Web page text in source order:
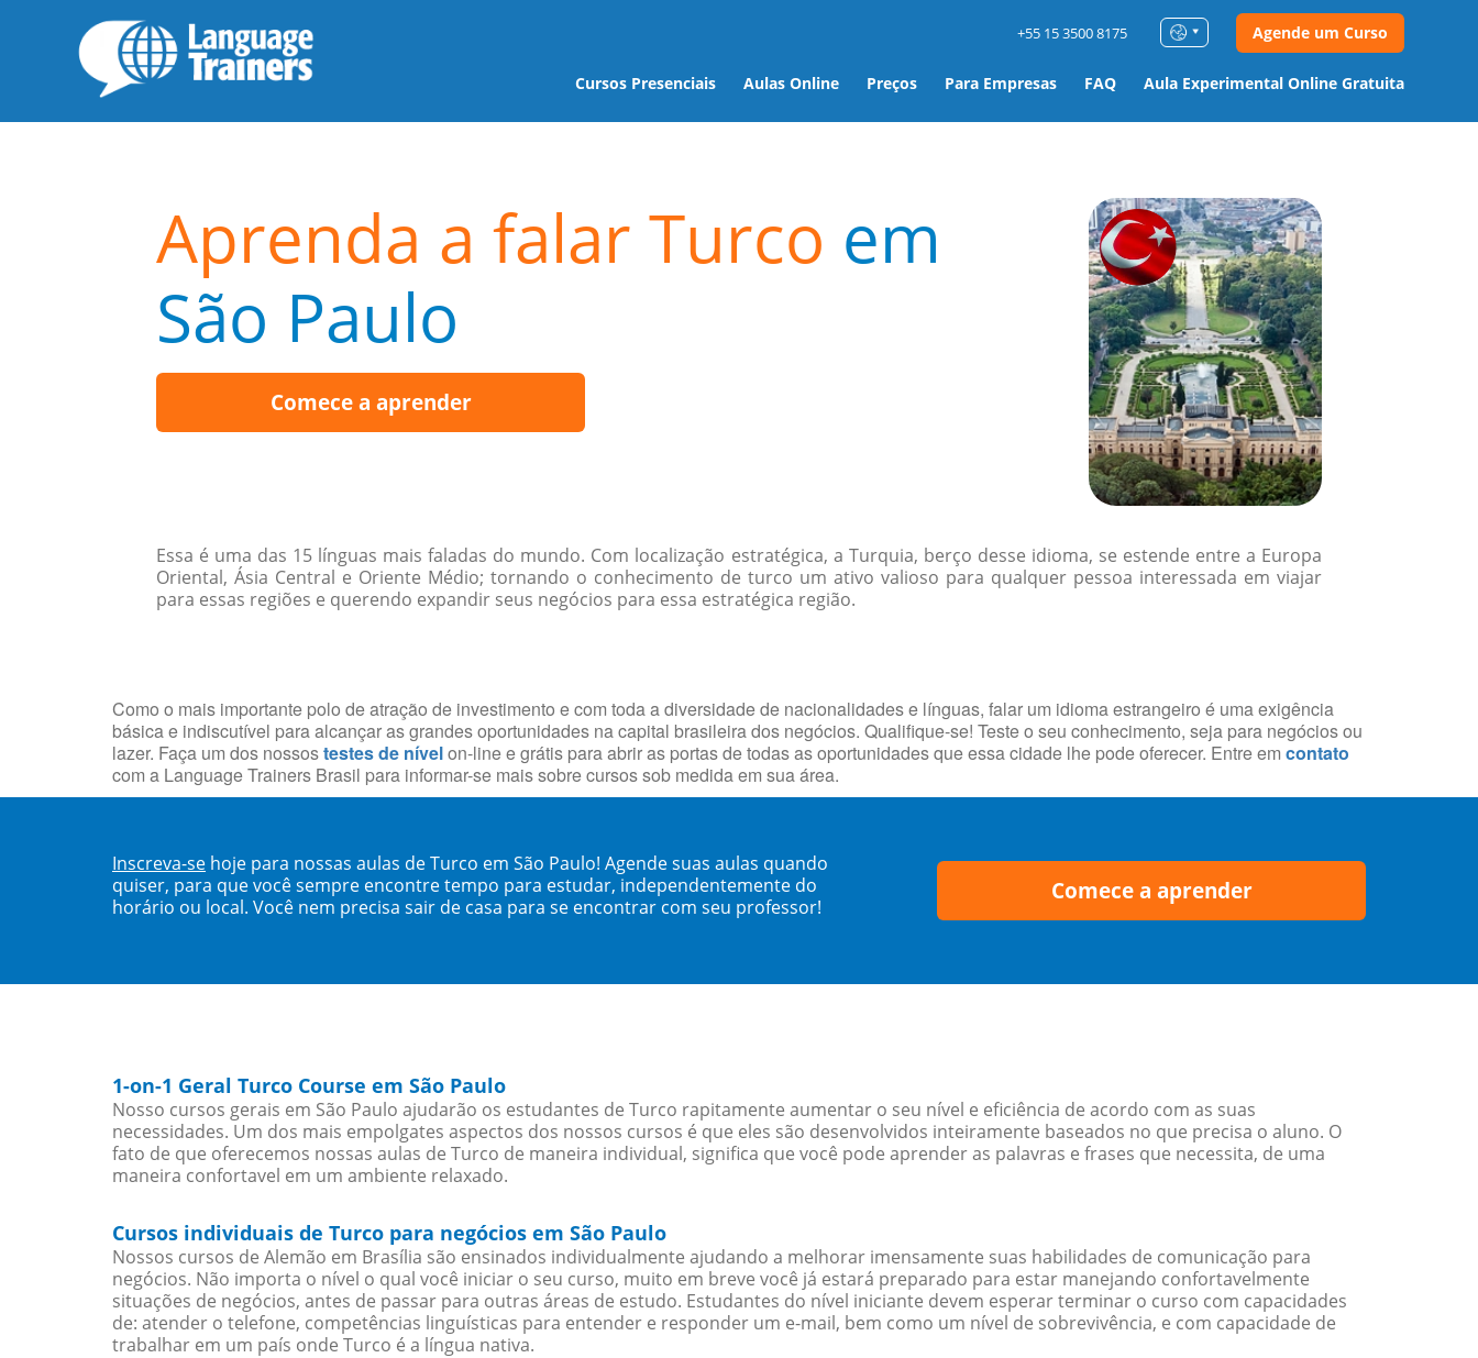
Cursos Presenciais Aulas Online Preços Para Empresas FAQ Aula Experimental Online Gratuita
+55 15 3500 8175 Agende um Curso
Aprenda a falar Turco em
São Paulo
Comece a aprender
Essa é uma das 15 línguas mais faladas do mundo. Com localização estratégica, a Turquia, berço desse idioma, se estende entre a Europa
Oriental, Ásia Central e Oriente Médio; tornando o conhecimento de turco um ativo valioso para qualquer pessoa interessada em viajar
para essas regiões e querendo expandir seus negócios para essa estratégica região.
Como o mais importante polo de atração de investimento e com toda a diversidade de nacionalidades e línguas, falar um idioma estrangeiro é uma exigência
básica e indiscutível para alcançar as grandes oportunidades na capital brasileira dos negócios. Qualifique-se! Teste o seu conhecimento, seja para negócios ou
lazer. Faça um dos nossostestes de nívelon-line e grátis para abrir as portas de todas as oportunidades que essa cidade lhe pode oferecer. Entre em contato
com a Language Trainers Brasil para informar-se mais sobre cursos sob medida em sua área.
Inscreva-se hoje para nossas aulas de Turco em São Paulo! Agende suas aulas quando
quiser, para que você sempre encontre tempo para estudar, independentemente do
horário ou local. Você nem precisa sair de casa para se encontrar com seu professor!
Comece a aprender
1-on-1 Geral Turco Course em São Paulo
Nosso cursos gerais em São Paulo ajudarão os estudantes de Turco rapitamente aumentar o seu nível e eficiência de acordo com as suas
necessidades. Um dos mais empolgates aspectos dos nossos cursos é que eles são desenvolvidos inteiramente baseados no que precisa o aluno. O
fato de que oferecemos nossas aulas de Turco de maneira individual, significa que você pode aprender as palavras e frases que necessita, de uma
maneira confortavel em um ambiente relaxado.
Cursos individuais de Turco para negócios em São Paulo
Nossos cursos de Alemão em Brasília são ensinados individualmente ajudando a melhorar imensamente suas habilidades de comunicação para
negócios. Não importa o nível o qual você iniciar o seu curso, muito em breve você já estará preparado para estar manejando confortavelmente
situações de negócios, antes de passar para outras áreas de estudo. Estudantes do nível iniciante devem esperar terminar o curso com capacidades
de: atender o telefone, competências linguísticas para entender e responder um e-mail, bem como um nível de sobrevivência, e com capacidade de
trabalhar em um país onde Turco é a língua nativa.